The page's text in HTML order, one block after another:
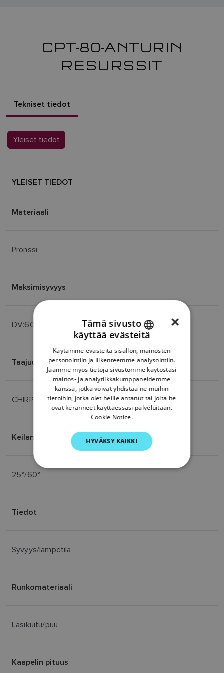
CPT-80-ANTURIN
RESURSSIT
Tekniset tiedot
Yleiset tiedot
YLEISET TIEDOT
Materiaali
Pronssi
Maksimisyvyys
DV:600 / FF: 900
Taajuus
CHIRP-kaikuluotain ja CHIRP DownVision
Keilanleveys
25°/60°
Tiedot
Syvyys/lämpötila
Runkomateriaali
Lasikuitu/puu
Kaapelin pituus
ENGLISH
DANISH
ITALIAN
SWEDISH
DUTCH
×
Tämä sivusto
käyttää evästeitä
Käytämme evästeitä sisällön, mainosten
personointiin ja liikenteemme analysointiin.
Jaamme myös tietoja sivustomme käytöstäsi
mainos- ja analytiikkakumppaneidemme
kanssa, jotka voivat yhdistää ne muihin
tietoihin, jotka olet heille antanut tai joita he
ovat keränneet käyttäessäsi palveluitaan.
Cookie Notice.
HYVÄKSY KAIKKI